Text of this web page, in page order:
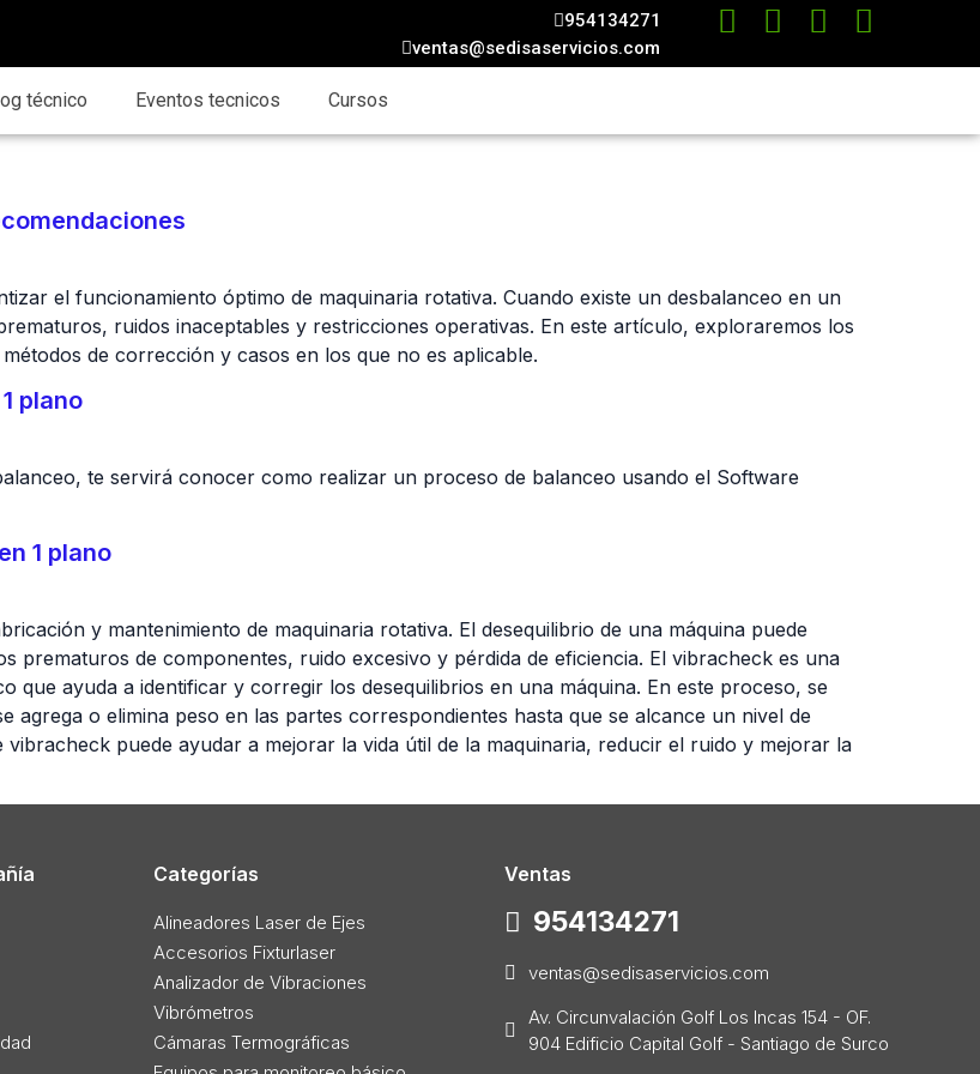
954134271
ventas@sedisaservicios.com
técnico Eventos tecnicos Cursos
el funcionamiento óptimo de maquinaria rotativa. Cuando existe un desbalanceo en un
ruidos inaceptables y restricciones operativas. En este artículo, exploraremos los
de corrección y casos en los que no es aplicable.
plano
te servirá conocer como realizar un proceso de balanceo usando el Software
1 plano
y mantenimiento de maquinaria rotativa. El desequilibrio de una máquina puede
prematuros de componentes, ruido excesivo y pérdida de eficiencia. El vibracheck es una
que ayuda a identificar y corregir los desequilibrios en una máquina. En este proceso, se
agrega o elimina peso en las partes correspondientes hasta que se alcance un nivel de
puede ayudar a mejorar la vida útil de la maquinaria, reducir el ruido y mejorar la
Categorías
Alineadores Laser de Ejes
Accesorios Fixturlaser
Analizador de Vibraciones
Vibrómetros
Cámaras Termográficas
Ventas
954134271
ventas@sedisaservicios.com
Av. Circunvalación Golf Los Incas 154 - OF.
904 Edificio Capital Golf - Santiago de Surco